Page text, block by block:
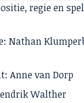
regie en
Nathan
Anne van Dorp
Walther